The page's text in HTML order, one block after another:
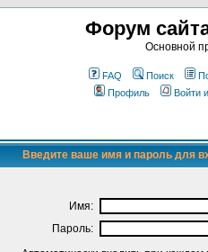
Форум
Основной
FAQ Поиск
Профиль
Войти
Введите ваше имя и пароль для
Имя:
Пароль: